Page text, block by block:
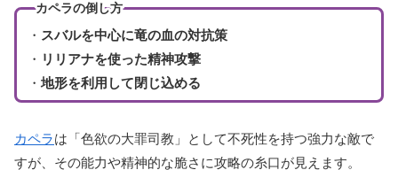
カペラの倒し方
・ スバルを中心に竜の血の対抗策
・ リリアナを使った精神攻撃
・ 地形を利用して閉じ込める
カペラは「色欲の大罪司教」として不死性を持つ強力な敵で
すが、その能力や精神的な脆さに攻略の糸口が見えます。